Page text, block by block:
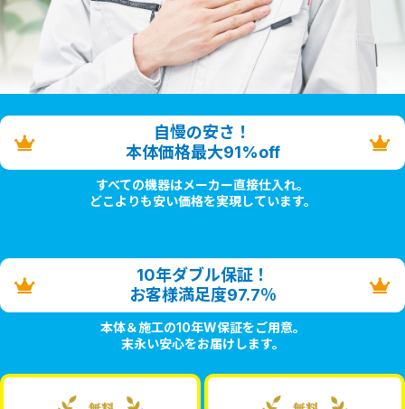
自慢の安さ！
本体価格最大91%off
すべての機器はメーカー直接仕入れ。
どこよりも安い価格を実現しています。
10年ダブル保証！
お客様満足度97.7％
本体＆施工の10年W保証をご用意。
末永い安心をお届けします。